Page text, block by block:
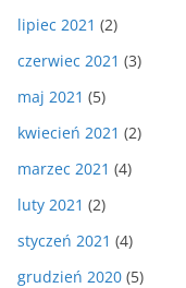
lipiec 2021 (2)
czerwiec 2021 (3)
maj 2021 (5)
kwiecień 2021 (2)
marzec 2021 (4)
luty 2021 (2)
styczeń 2021 (4)
grudzień 2020 (5)